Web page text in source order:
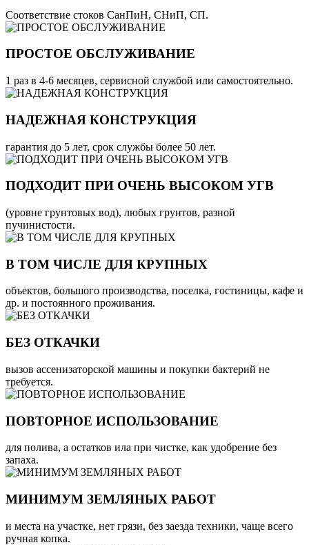
Соответствие стоков СанПиН, СНиП, СП.
ПРОСТОЕ ОБСЛУЖИВАНИЕ
1 раз в 4-6 месяцев, сервисной службой или самостоятельно.
НАДЕЖНАЯ КОНСТРУКЦИЯ
гарантия до 5 лет, срок службы более 50 лет.
ПОДХОДИТ ПРИ ОЧЕНЬ ВЫСОКОМ УГВ
(уровне грунтовых вод), любых грунтов, разной
пучинистости.
В ТОМ ЧИСЛЕ ДЛЯ КРУПНЫХ
объектов, большого производства, поселка, гостиницы, кафе и
др. и постоянного проживания.
БЕЗ ОТКАЧКИ
вызов ассенизаторской машины и покупки бактерий не
требуется.
ПОВТОРНОЕ ИСПОЛЬЗОВАНИЕ
для полива, а остатков ила при чистке, как удобрение без
запаха.
МИНИМУМ ЗЕМЛЯНЫХ РАБОТ
и места на участке, нет грязи, без заезда техники, чаще всего
ручная копка.